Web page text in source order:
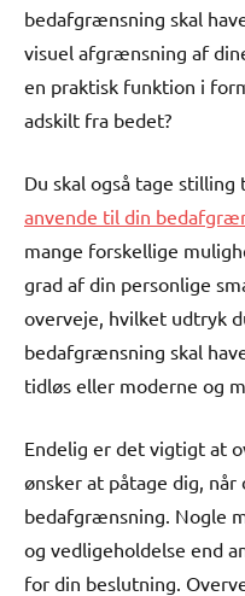
bedafgrænsning skal
visuel afgrænsning af
en praktisk funktion i
adskilt fra bedet?
Du skal også tage stilling
anvende til din
mange forskellige
grad af din personlige
overveje, hvilket udtryk
bedafgrænsning skal
tidløs eller moderne og
Endelig er det vigtigt at
ønsker at påtage dig,
bedafgrænsning. Nogle
og vedligeholdelse end
for din beslutning.